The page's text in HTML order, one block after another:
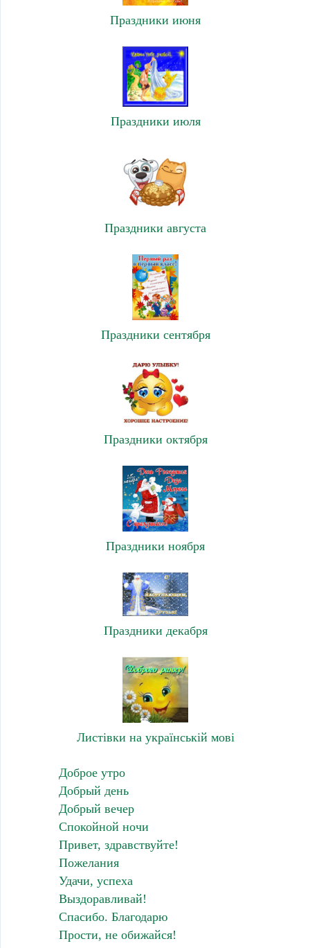
Праздники июня
Праздники июля
Праздники августа
Праздники сентября
Праздники октября
Праздники ноября
Праздники декабря
Листівки на українській мові
Доброе утро
Добрый день
Добрый вечер
Спокойной ночи
Привет, здравствуйте!
Пожелания
Удачи, успеха
Выздоравливай!
Спасибо. Благодарю
Прости, не обижайся!